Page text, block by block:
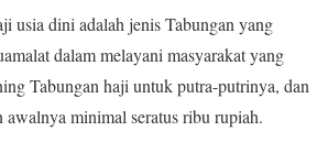
usia dini adalah jenis Tabungan yang
dalam melayani masyarakat yang
Tabungan haji untuk putra-putrinya, dan
awalnya minimal seratus ribu rupiah.